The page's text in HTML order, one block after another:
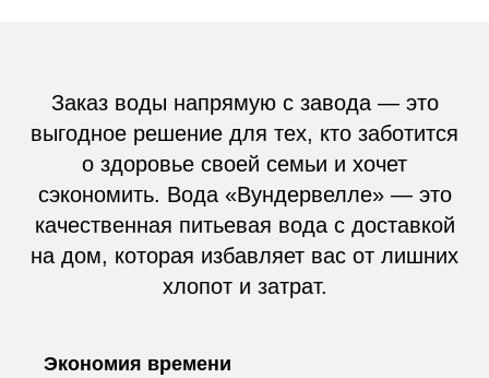
Заказ воды напрямую с завода — это
выгодное решение для тех, кто заботится
о здоровье своей семьи и хочет
сэкономить. Вода «Вундервелле» — это
качественная питьевая вода с доставкой
на дом, которая избавляет вас от лишних
хлопот и затрат.
Экономия времени